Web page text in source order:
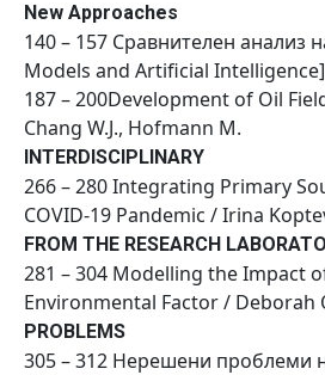
New Approaches
140 – 157 Сравнителен анализ
Models and Artificial
187 – 200Development of Oil
Chang W.J., Hofmann M.
INTERDISCIPLINARY
266 – 280 Integrating Primary
COVID-19 Pandemic / Irina
FROM THE RESEARCH
281 – 304 Modelling the Impact
Environmental Factor / Deborah
PROBLEMS
305 – 312 Нерешени проблеми